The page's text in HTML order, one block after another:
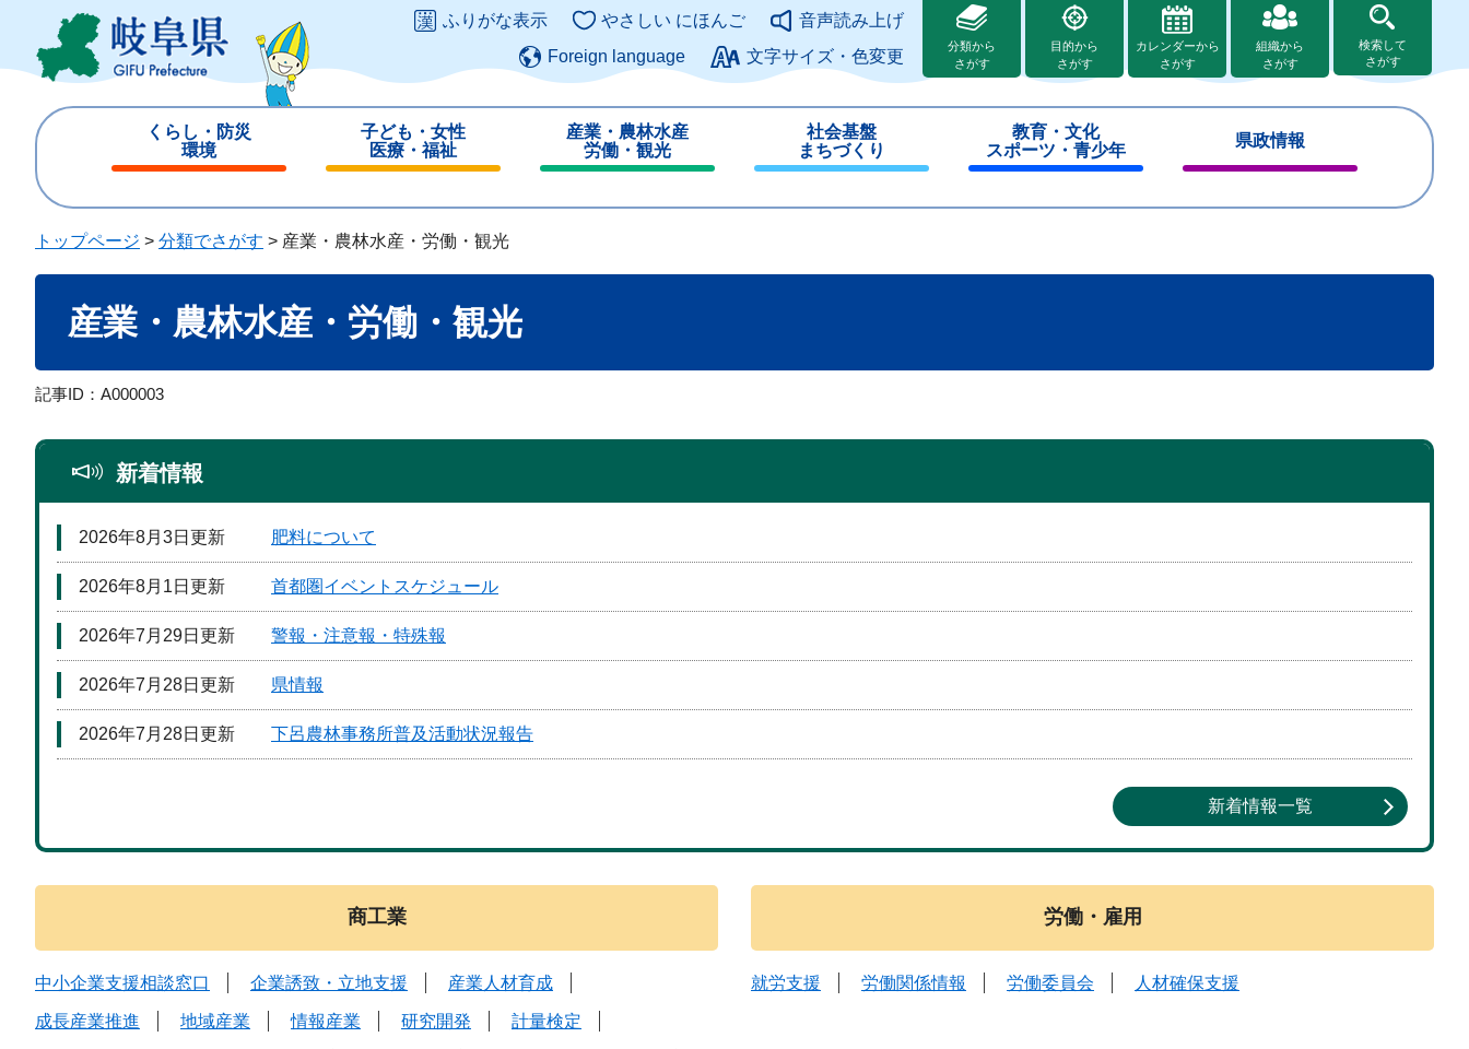
ジ
ュ
このページの本文へ
ふりがな表示 やさしい にほんご
音声読み上げ
Foreign language
文字サイズ・色変更
分類から
さがす
目的から
さがす
カレンダーから
さがす
組織から
さがす
検索して
さがす
くらし・防災
環境
じ
子ども・女性
医療・福祉
じ
る
産業・農林水産
労働・観光
じ
社会基盤
まちづくり
じ
教育・文化
スポーツ・青少年
じ
県政情報
じ
トップページ > 分類でさがす > 産業・農林水産・労働・観光
産業・農林水産・労働・観光
記事ID：A000003
新着情報
2026年8月3日更新 肥料について
2026年8月1日更新 首都圏イベントスケジュール
2026年7月29日更新 警報・注意報・特殊報
2026年7月28日更新 県情報
2026年7月28日更新 下呂農林事務所普及活動状況報告
新着情報一覧
商工業
中小企業支援相談窓口 企業誘致・立地支援 産業人材育成
成長産業推進 地域産業 情報産業 研究開発 計量検定
労働・雇用
就労支援 労働関係情報 労働委員会 人材確保支援